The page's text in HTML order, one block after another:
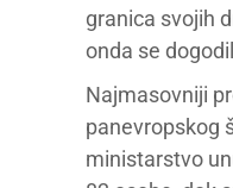
granica svojih
onda se
Najmasovniji
panevropskog
ministarstvo